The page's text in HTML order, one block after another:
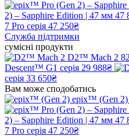
2) – Sapphire Edition | 47 мм 47
7 Pro серія 47 250₴
Служба підтримки
сумісні продукти
D2™ Mach 2
Descent™ G1 серія 29 988₴
серія 33 650₴
Вам може сподобатись
epix™ (Gen 2)
2) – Sapphire Edition | 47 мм 47
7 Pro серія 47 250₴